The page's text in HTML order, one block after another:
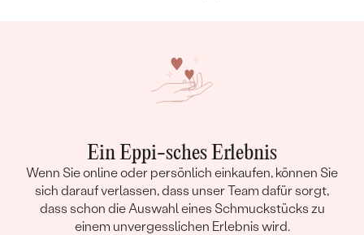
Ein Eppi-sches Erlebnis
Wenn Sie online oder persönlich einkaufen, können Sie
sich darauf verlassen, dass unser Team dafür sorgt,
dass schon die Auswahl eines Schmuckstücks zu
einem unvergesslichen Erlebnis wird.